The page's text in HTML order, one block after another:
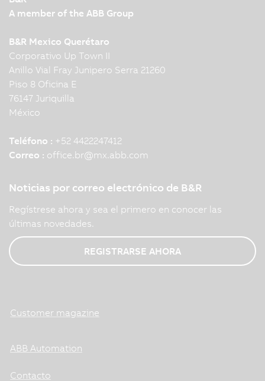
A member of the ABB Group
B&R Mexico Querétaro
Corporativo Up Town II
Anillo Vial Fray Junipero Serra 21260
Piso 8 Oficina E
76147 Juriquilla
México
Teléfono : +52 4422247412
Correo : office.br@mx.abb.com
Noticias por correo electrónico de B&R
Regístrese ahora y sea el primero en conocer las
últimas novedades.
REGISTRARSE AHORA
Customer magazine
ABB Automation
Contacto